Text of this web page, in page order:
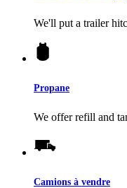
We'll put a trailer
Propane
We offer refill and
Camions à vendre